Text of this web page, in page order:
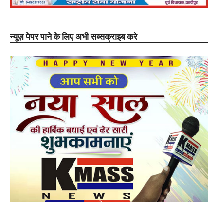
न्यूज़ पेपर पाने के लिए अभी सब्सक्राइब करे